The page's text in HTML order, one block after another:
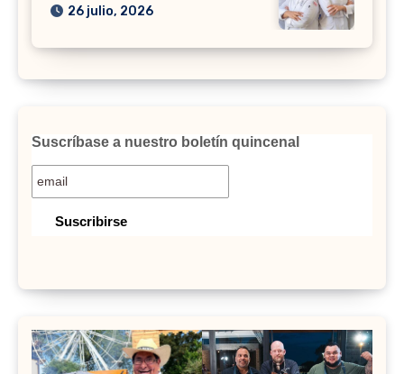
26 julio, 2026
Suscríbase a nuestro boletín quincenal